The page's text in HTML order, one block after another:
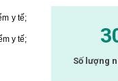
y tế;
y tế;
Số lượng